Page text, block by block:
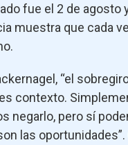
fue el 2 de agosto
muestra que cada
“el
contexto.
negarlo, pero sí
las oportunidades”.